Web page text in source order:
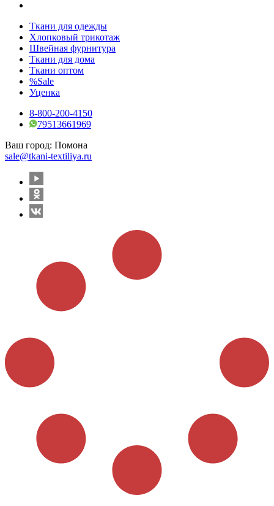
Ткани для одежды
Хлопковый трикотаж
Швейная фурнитура
Ткани для дома
Ткани оптом
%Sale
Уценка
8-800-200-4150
79513661969
Ваш город: Помона
sale@tkani-textiliya.ru